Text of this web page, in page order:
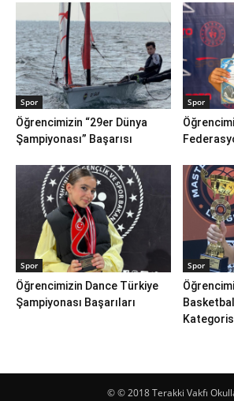
Spor
Öğrencimizin “29er Dünya
Şampiyonası” Başarısı
Spor
Spor
Öğrencimizin Dance Türkiye
Şampiyonası Başarıları
Spor
© © 2018 Terakki Vakfı